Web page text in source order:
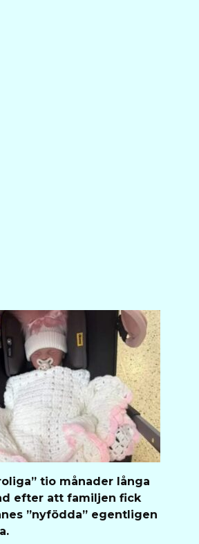
tio månader långa
efter att familjen fick
”nyfödda” egentligen